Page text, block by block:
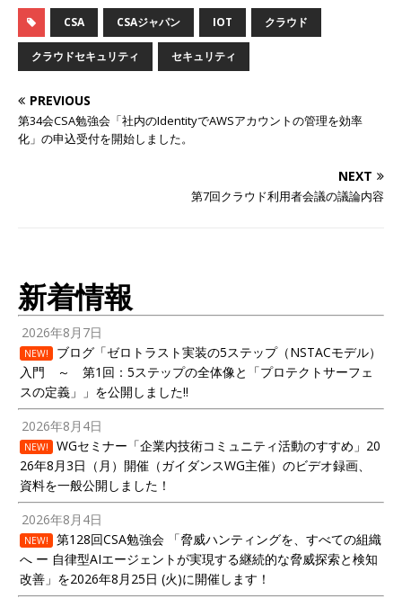
CSA CSAジャパン IOT クラウド
クラウドセキュリティ セキュリティ
PREVIOUS
第34会CSA勉強会「社内のIdentityでAWSアカウントの管理を効率
化」の申込受付を開始しました。
NEXT
第7回クラウド利用者会議の議論内容
新着情報
2026年8月7日
NEW!
ブログ「ゼロトラスト実装の5ステップ（NSTACモデル）
入門 ～ 第1回：5ステップの全体像と「プロテクトサーフェ
スの定義」」を公開しました!!
2026年8月4日
NEW!
WGセミナー「企業内技術コミュニティ活動のすすめ」20
26年8月3日（月）開催（ガイダンスWG主催）のビデオ録画、
資料を一般公開しました！
2026年8月4日
NEW!
第128回CSA勉強会 「脅威ハンティングを、すべての組織
へ ー 自律型AIエージェントが実現する継続的な脅威探索と検知
改善」を2026年8月25日 (火)に開催します！